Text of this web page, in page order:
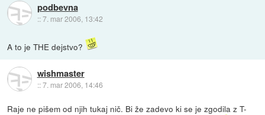
podbevna
::7. mar 2006, 13:42
A to je THE dejstvo?
wishmaster
::7. mar 2006, 14:46
Raje ne pišem od njih tukaj nič. Bi že zadevo ki se je zgodila z T-